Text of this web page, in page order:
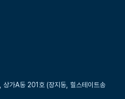
가A동 201호 (장지동, 힐스테이트송